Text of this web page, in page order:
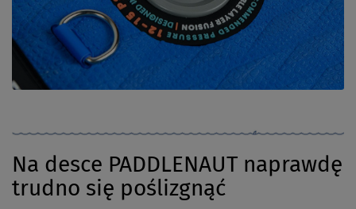
Na desce PADDLENAUT naprawdę
trudno się poślizgnąć